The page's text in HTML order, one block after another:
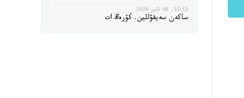
15:12, 08 تامىز 2026
ساكەن سەيفۋللين. كۇرەڭ ات